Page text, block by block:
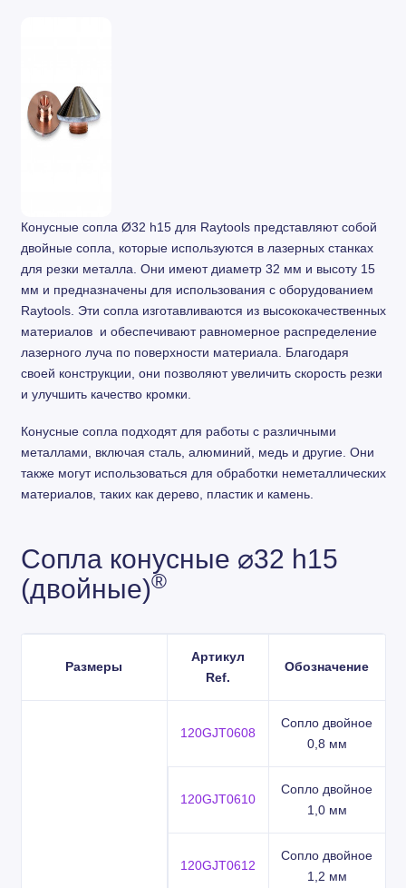
Конусные сопла Ø32 h15 для Raytools представляют собой
двойные сопла, которые используются в лазерных станках
для резки металла. Они имеют диаметр 32 мм и высоту 15
мм и предназначены для использования с оборудованием
Raytools. Эти сопла изготавливаются из высококачественных
материалов и обеспечивают равномерное распределение
лазерного луча по поверхности материала. Благодаря
своей конструкции, они позволяют увеличить скорость резки
и улучшить качество кромки.
Конусные сопла подходят для работы с различными
металлами, включая сталь, алюминий, медь и другие. Они
также могут использоваться для обработки неметаллических
материалов, таких как дерево, пластик и камень.
Сопла конусные ⌀32 h15
(двойные)®
Размеры
Артикул
Ref.
Обозначение
120GJT0608
Сопло двойное
0,8 мм
120GJT0610
Сопло двойное
1,0 мм
120GJT0612
Сопло двойное
1,2 мм